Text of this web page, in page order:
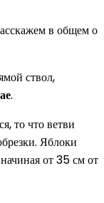
в общем о
ствол,
.
то что ветви
Яблоки
от 35 см от